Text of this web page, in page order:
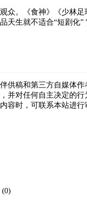
众。《食神》《少林
天生就不适合“短剧化”
供稿和第三方自媒体
并对任何自主决定的
容时，可联系本站进行
(0)